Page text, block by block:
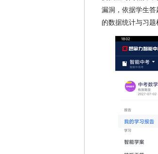
漏洞，依据学生
的数据统计与习题